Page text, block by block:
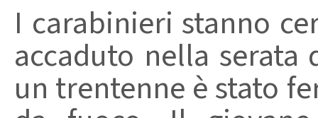
I carabinieri stanno
accaduto nella serata
un trentenne è stato